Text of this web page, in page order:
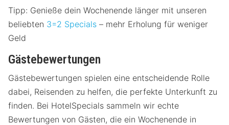
Tipp: Genieße dein Wochenende länger mit unseren
beliebten 3=2 Specials – mehr Erholung für weniger
Geld
Gästebewertungen
Gästebewertungen spielen eine entscheidende Rolle
dabei, Reisenden zu helfen, die perfekte Unterkunft zu
finden. Bei HotelSpecials sammeln wir echte
Bewertungen von Gästen, die ein Wochenende in